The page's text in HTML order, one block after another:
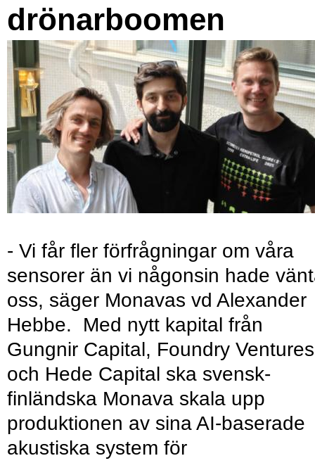
drönarboomen
- Vi får fler förfrågningar om våra
sensorer än vi någonsin hade
oss, säger Monavas vd Alexander
Hebbe. Med nytt kapital från
Gungnir Capital, Foundry Ventures
och Hede Capital ska svensk-
finländska Monava skala upp
produktionen av sina AI-baserade
akustiska system för